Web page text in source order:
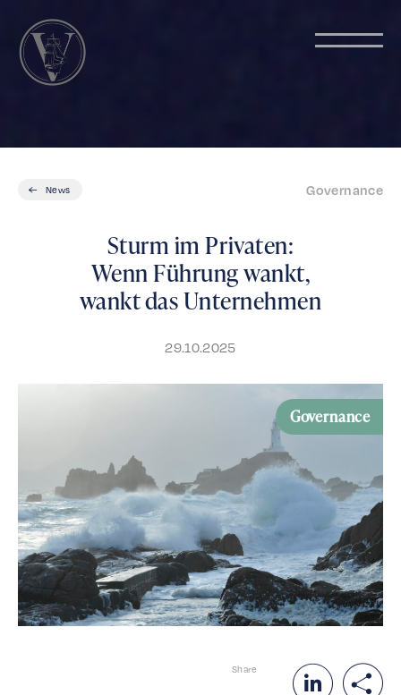
News Governance
Sturm im Privaten:
Wenn Führung wankt,
wankt das Unternehmen
29.10.2025
Governance
Share